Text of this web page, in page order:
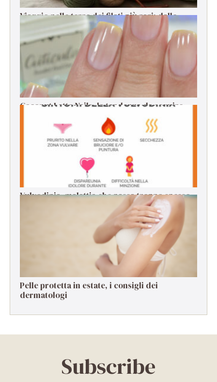
Viaggio nelle terre dei filati più rari: dalle
origini alla filatura
Coconut Latte Nails, la tendenza da seguire
Vulvodinia, malattia che passa troppo spesso
Pelle protetta in estate, i consigli dei
dermatologi
Subscribe